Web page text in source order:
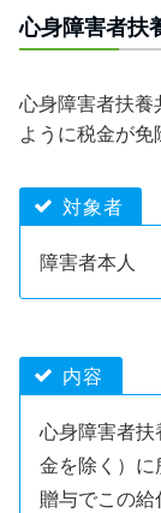
心身障害者扶
心身障害者扶養
ように税金が免
対象者
障害者本人
内容
心身障害者
金を除く）
贈与でこの